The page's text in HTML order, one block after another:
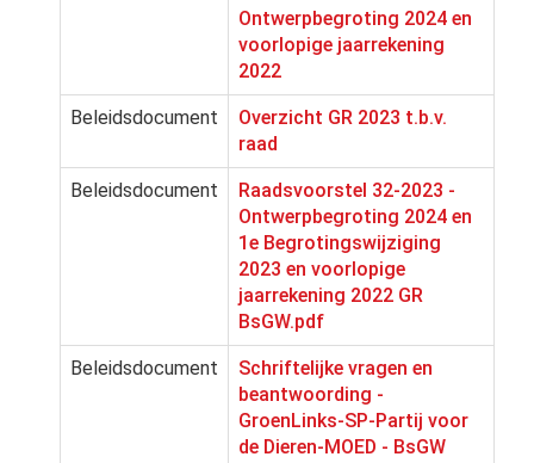
Ontwerpbegroting 2024 en
voorlopige jaarrekening
2022
Beleidsdocument
Overzicht GR 2023 t.b.v.
raad
Beleidsdocument
Raadsvoorstel 32-2023 -
Ontwerpbegroting 2024 en
1e Begrotingswijziging
2023 en voorlopige
jaarrekening 2022 GR
BsGW.pdf
Beleidsdocument
Schriftelijke vragen en
beantwoording -
GroenLinks-SP-Partij voor
de Dieren-MOED - BsGW